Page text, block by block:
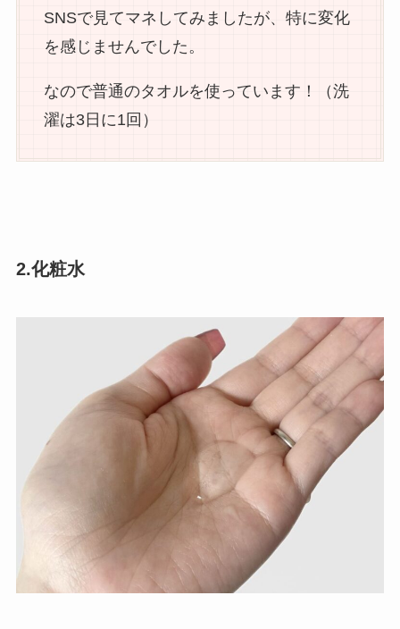
SNSで見てマネしてみましたが、特に変化
を感じませんでした。
なので普通のタオルを使っています！（洗
濯は3日に1回）
2.化粧水